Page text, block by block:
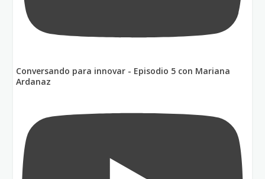
Conversando para innovar - Episodio 5 con Mariana
Ardanaz